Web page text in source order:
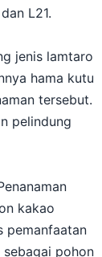
L21.
jenis lamtaro
hama kutu
tersebut.
pelindung
kakao
pemanfaatan
pohon